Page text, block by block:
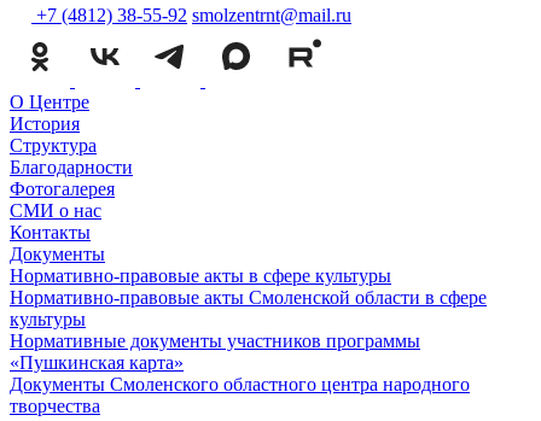
+7 (4812) 38-55-92 smolzentrnt@mail.ru
О Центре
История
Структура
Благодарности
Фотогалерея
СМИ о нас
Контакты
Документы
Нормативно-правовые акты в сфере культуры
Нормативно-правовые акты Смоленской области в сфере
культуры
Нормативные документы участников программы
«Пушкинская карта»
Документы Смоленского областного центра народного
творчества